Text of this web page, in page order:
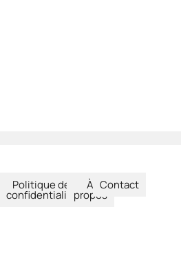
Politique de
confidentialité
À
propos
Contact